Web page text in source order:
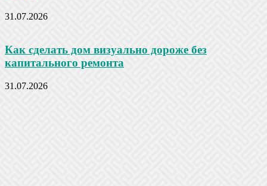
31.07.2026
Как сделать дом визуально дороже без
капитального ремонта
31.07.2026